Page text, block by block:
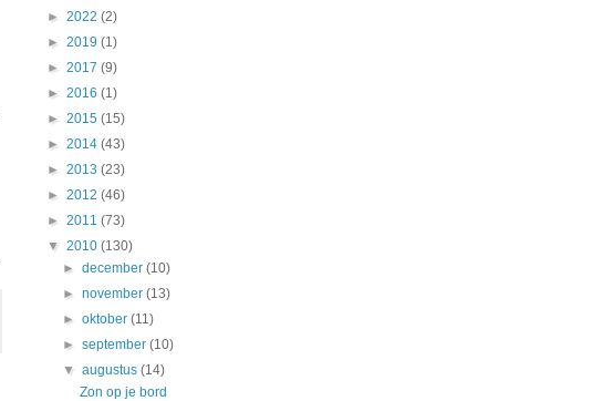
► 2022 (2)
► 2019 (1)
► 2017 (9)
► 2016 (1)
► 2015 (15)
► 2014 (43)
► 2013 (23)
► 2012 (46)
► 2011 (73)
▼ 2010 (130)
►december(10)
►november(13)
►oktober(11)
►september(10)
▼augustus(14)
Zon op je bord